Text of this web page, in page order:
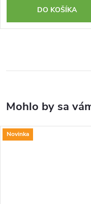
DO KOŠÍKA
Novinka